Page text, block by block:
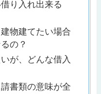
り入れ出来る
物建てたい場合
の？
が、どんな借入
書類の意味が全